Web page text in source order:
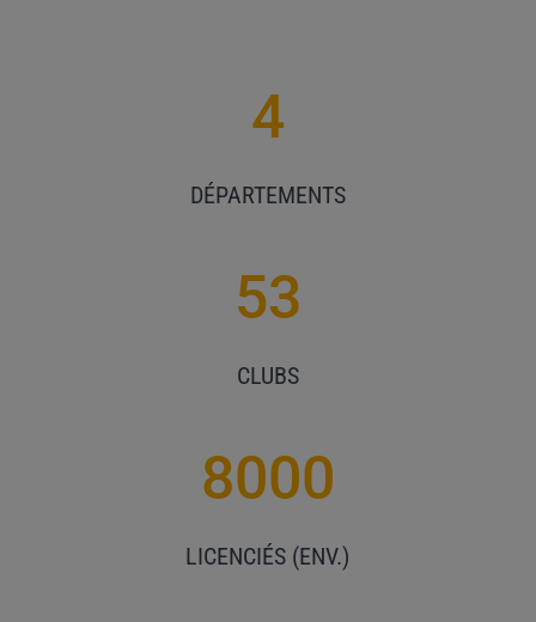
4
DÉPARTEMENTS
53
CLUBS
8000
LICENCIÉS (ENV.)